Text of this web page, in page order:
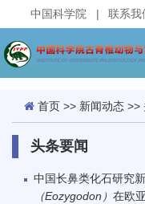
中国科学院 | 联系我
首页 >> 新闻动态 >>
头条要闻
中国长鼻类化石研究
（Eozygodon） 在欧